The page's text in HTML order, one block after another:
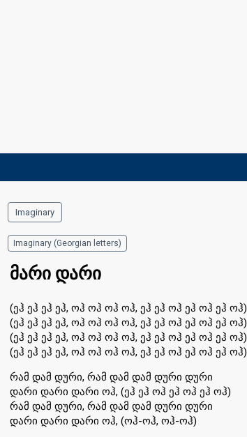
Imaginary
Imaginary (Georgian letters)
მარი დარი
(ეჰ ეჰ ეჰ ეჰ, ოჰ ოჰ ოჰ ოჰ, ეჰ ეჰ ოჰ ეჰ ოჰ ეჰ ოჰ)
(ეჰ ეჰ ეჰ ეჰ, ოჰ ოჰ ოჰ ოჰ, ეჰ ეჰ ოჰ ეჰ ოჰ ეჰ ოჰ)
(ეჰ ეჰ ეჰ ეჰ, ოჰ ოჰ ოჰ ოჰ, ეჰ ეჰ ოჰ ეჰ ოჰ ეჰ ოჰ)
(ეჰ ეჰ ეჰ ეჰ, ოჰ ოჰ ოჰ ოჰ, ეჰ ეჰ ოჰ ეჰ ოჰ ეჰ ოჰ)
რამ დამ დური, რამ დამ დამ დური დური
დარი დარი დარი ოჰ, (ეჰ ეჰ ოჰ ეჰ ოჰ ეჰ ოჰ)
რამ დამ დური, რამ დამ დამ დური დური
დარი დარი დარი ოჰ, (ოჰ-ოჰ, ოჰ-ოჰ)